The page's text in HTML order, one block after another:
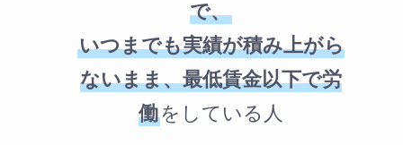
で、
いつまでも実績が積み上がら
ないまま、最低賃金以下で労
働をしている人